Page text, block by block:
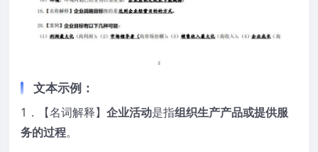
文本示例：
1．【名词解释】 企业活动是指组织生产产品或提供服
务的过程。